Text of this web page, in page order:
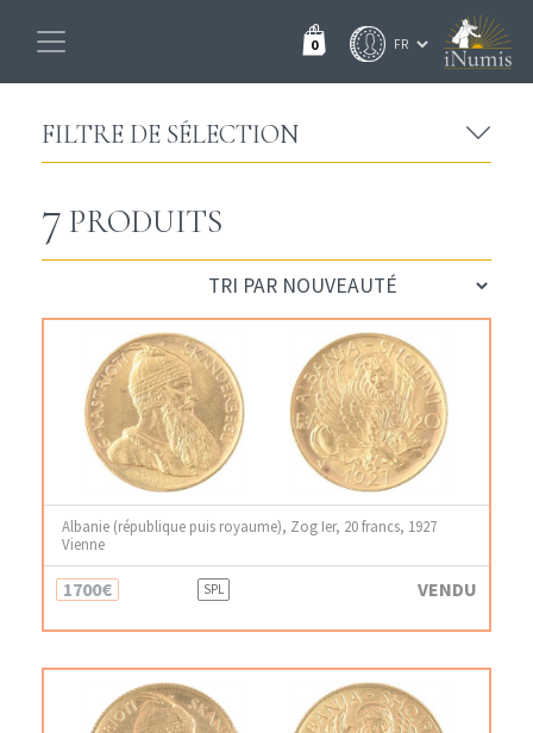
0
FILTRE DE SÉLECTION
7 PRODUITS
Albanie (république puis royaume), Zog Ier, 20 francs, 1927
Vienne
1700€ SPL VENDU